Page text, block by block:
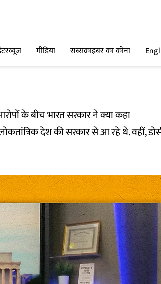
मीडिया सब्सक्राइबर का कोना
के बीच भारत सरकार ने क्या कहा
देश की सरकार से आ रहे थे. वहीं,